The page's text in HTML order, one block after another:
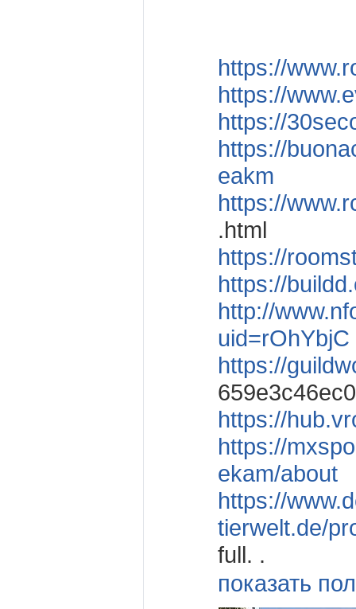
https://
https://
https://
https://
eakm
https://
.html
https://
https://
http://
uid=rOhYbjC
https://
https://
https://
ekam/about
https://
tierwelt.de/
full. .
показать